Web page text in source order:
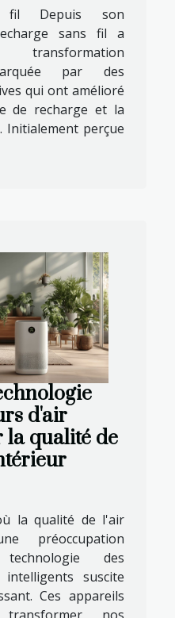
fil Depuis son
sans fil a
par des
qui ont amélioré
de recharge et la
Initialement perçue
d'air
la qualité de
la qualité de l'air
préoccupation
des
suscite
Ces appareils